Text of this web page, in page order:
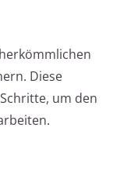
Diese
um den